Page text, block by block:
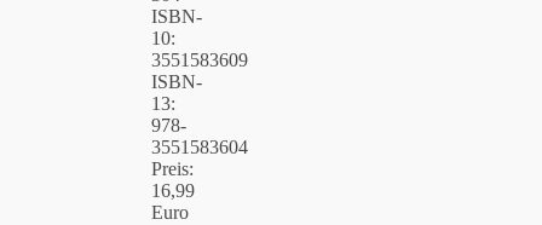
ISBN-
10:
3551583609
ISBN-
13:
978-
3551583604
Preis:
16,99
Euro